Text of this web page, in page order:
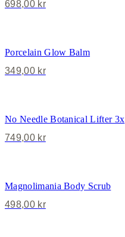
698,00 kr
Porcelain Glow Balm
349,00 kr
No Needle Botanical Lifter 3x
749,00 kr
Magnolimania Body Scrub
498,00 kr